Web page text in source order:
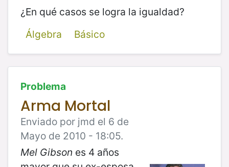
¿En qué casos se logra la igualdad?
Álgebra
Básico
Problema
Arma Mortal
Enviado por jmd el 6 de
Mayo de 2010 - 18:05.
Mel Gibson es 4 años